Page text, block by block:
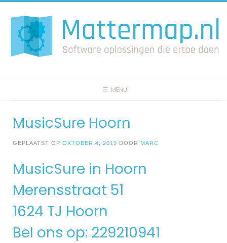
naar
inhoud
MENU
MusicSure Hoorn
GEPLAATST OP OKTOBER 4, 2019 DOOR MARC
MusicSure in Hoorn
Merensstraat 51
1624 TJ Hoorn
Bel ons op: 229210941